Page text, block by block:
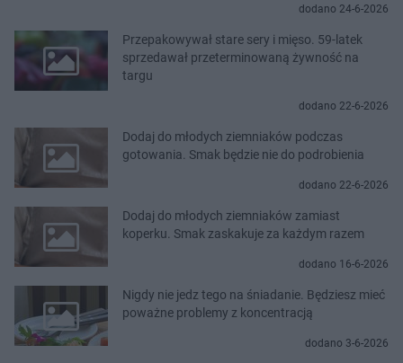
dodano 24-6-2026
Przepakowywał stare sery i mięso. 59-latek
sprzedawał przeterminowaną żywność na
targu
dodano 22-6-2026
Dodaj do młodych ziemniaków podczas
gotowania. Smak będzie nie do podrobienia
dodano 22-6-2026
Dodaj do młodych ziemniaków zamiast
koperku. Smak zaskakuje za każdym razem
dodano 16-6-2026
Nigdy nie jedz tego na śniadanie. Będziesz mieć
poważne problemy z koncentracją
dodano 3-6-2026